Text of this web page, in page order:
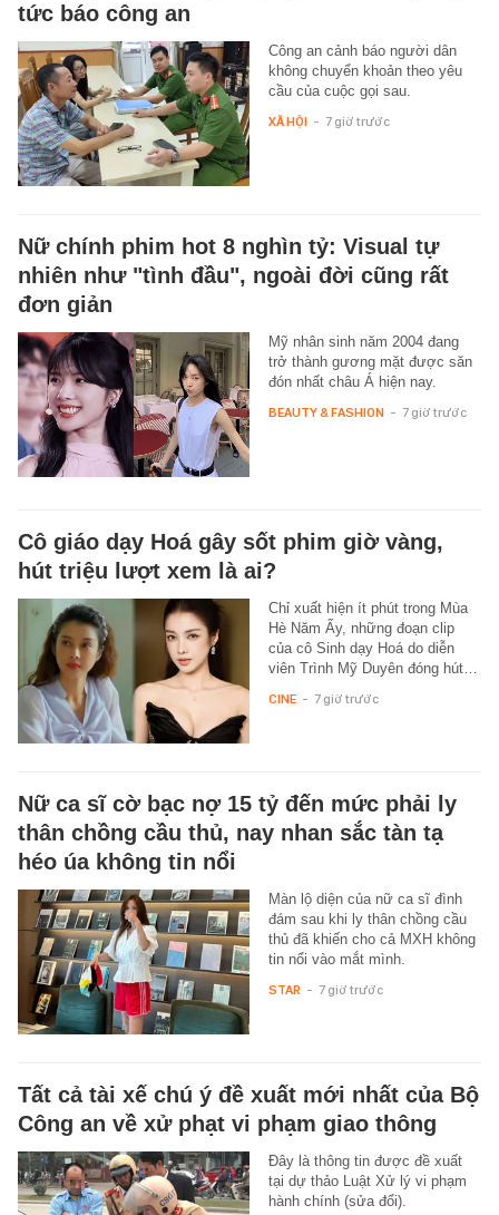
tức báo công an
Công an cảnh báo người dân
không chuyển khoản theo yêu
cầu của cuộc gọi sau.
XÃ HỘI - 7 giờ trước
Nữ chính phim hot 8 nghìn tỷ: Visual tự
nhiên như "tình đầu", ngoài đời cũng rất
đơn giản
Mỹ nhân sinh năm 2004 đang
trở thành gương mặt được săn
đón nhất châu Á hiện nay.
BEAUTY & FASHION - 7 giờ trước
Cô giáo dạy Hoá gây sốt phim giờ vàng,
hút triệu lượt xem là ai?
Chỉ xuất hiện ít phút trong Mùa
Hè Năm Ấy, những đoạn clip
của cô Sinh dạy Hoá do diễn
viên Trình Mỹ Duyên đóng hút…
CINE - 7 giờ trước
Nữ ca sĩ cờ bạc nợ 15 tỷ đến mức phải ly
thân chồng cầu thủ, nay nhan sắc tàn tạ
héo úa không tin nổi
Màn lộ diện của nữ ca sĩ đình
đám sau khi ly thân chồng cầu
thủ đã khiến cho cả MXH không
tin nổi vào mắt mình.
STAR - 7 giờ trước
Tất cả tài xế chú ý đề xuất mới nhất của Bộ
Công an về xử phạt vi phạm giao thông
Đây là thông tin được đề xuất
tại dự thảo Luật Xử lý vi phạm
hành chính (sửa đổi).